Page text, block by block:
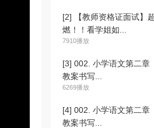
[2] 【教师资格证面试】超
燃！！看学姐如...
7910播放
[3] 002. 小学语文第二章
教案书写...
6269播放
[4] 002. 小学语文第二章
教案书写...